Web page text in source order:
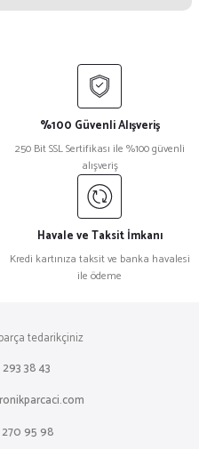
Yaz
kullanarak tarafımıza
%100 Güvenli Alışveriş
250 Bit SSL Sertifikası ile %100 güvenli
alışveriş
Havale ve Taksit İmkanı
Kredi kartınıza taksit ve banka havalesi
ile ödeme
tedarikçiniz
38 43
95 98